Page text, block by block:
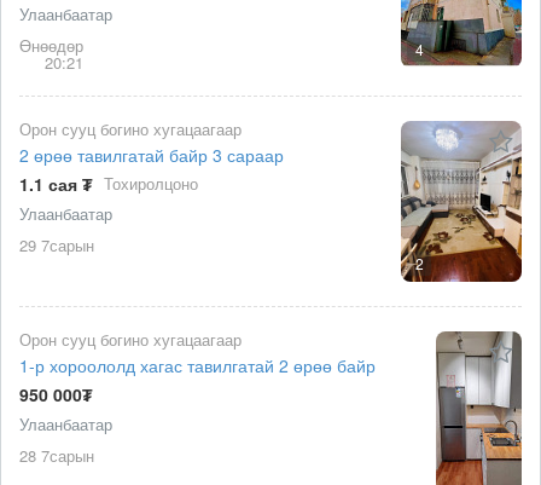
4
Улаанбаатар
Өнөөдөр
20:21
2
Орон сууц богино хугацаагаар
2 өрөө тавилгатай байр 3 сараар
1.1 сая ₮ Тохиролцоно
Улаанбаатар
29 7сарын
Орон сууц богино хугацаагаар
1-р хороололд хагас тавилгатай 2 өрөө байр
950 000₮
Улаанбаатар
28 7сарын